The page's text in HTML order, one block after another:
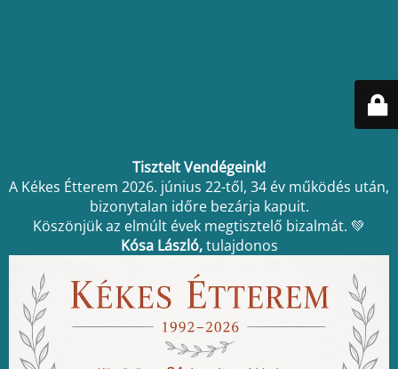
Tisztelt Vendégeink!
A Kékes Étterem 2026. június 22-től, 34 év működés után,
bizonytalan időre bezárja kapuit.
Köszönjük az elmúlt évek megtisztelő bizalmát. 💚
Kósa László,tulajdonos